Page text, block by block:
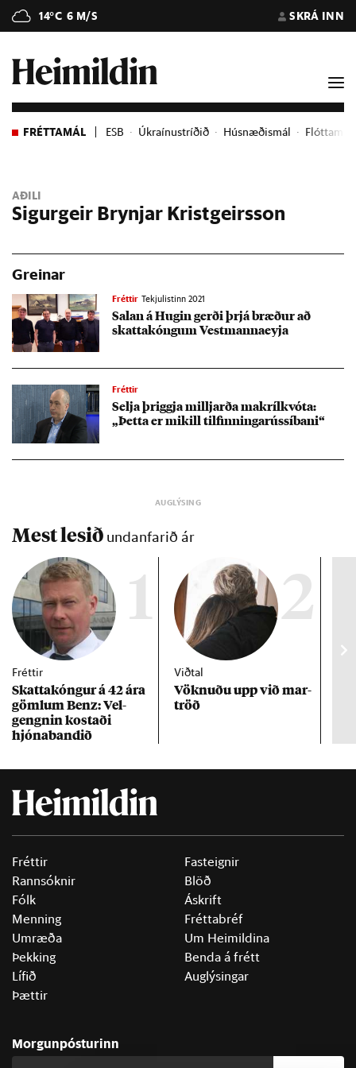
14°C 6 M/S SKRÁ INN
FRÉTTAMÁL ESB Úkraínustríðið Húsnæðismál
AÐILI
Sigurgeir Brynjar Kristgeirsson
Greinar
Fréttir Tekjulistinn 2021
Sal­an á Hug­in gerði þrjá bræð­ur að
skattakóng­um Vest­manna­eyja
Fréttir
Selja þriggja millj­arða mak­ríl­kvóta:
„Þetta er mik­ill til­finn­inga­rúss­íbani“
Mest lesið undanfarið ár
1
Fréttir
Skattakóng­ur á 42 ára
göml­um Benz: Vel­
gengn­in kostaði
hjóna­band­ið
2
Viðtal
Vökn­uðu upp við mar­
tröð
Fréttir
Rannsóknir
Fólk
Menning
Umræða
Þekking
Lífið
Þættir
Fasteignir
Blöð
Áskrift
Fréttabréf
Um Heimildina
Benda á frétt
Auglýsingar
Morgunpósturinn